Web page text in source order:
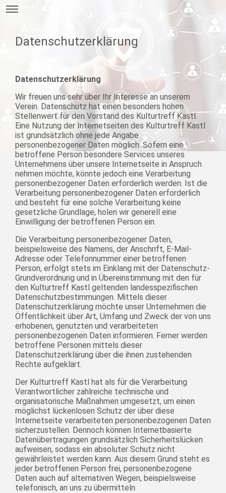
Datenschutzerklärung
Datenschutzerklärung
Wir freuen uns sehr über Ihr Interesse an unserem
Verein. Datenschutz hat einen besonders hohen
Stellenwert für den Vorstand des Kulturtreff Kastl.
Eine Nutzung der Internetseiten des Kulturtreff Kastl
ist grundsätzlich ohne jede Angabe
personenbezogener Daten möglich. Sofern eine
betroffene Person besondere Services unseres
Unternehmens über unsere Internetseite in Anspruch
nehmen möchte, könnte jedoch eine Verarbeitung
personenbezogener Daten erforderlich werden. Ist die
Verarbeitung personenbezogener Daten erforderlich
und besteht für eine solche Verarbeitung keine
gesetzliche Grundlage, holen wir generell eine
Einwilligung der betroffenen Person ein.
Die Verarbeitung personenbezogener Daten,
beispielsweise des Namens, der Anschrift, E-Mail-
Adresse oder Telefonnummer einer betroffenen
Person, erfolgt stets im Einklang mit der Datenschutz-
Grundverordnung und in Übereinstimmung mit den für
den Kulturtreff Kastl geltenden landesspezifischen
Datenschutzbestimmungen. Mittels dieser
Datenschutzerklärung möchte unser Unternehmen die
Öffentlichkeit über Art, Umfang und Zweck der von uns
erhobenen, genutzten und verarbeiteten
personenbezogenen Daten informieren. Ferner werden
betroffene Personen mittels dieser
Datenschutzerklärung über die ihnen zustehenden
Rechte aufgeklärt.
Der Kulturtreff Kastl hat als für die Verarbeitung
Verantwortlicher zahlreiche technische und
organisatorische Maßnahmen umgesetzt, um einen
möglichst lückenlosen Schutz der über diese
Internetseite verarbeiteten personenbezogenen Daten
sicherzustellen. Dennoch können Internetbasierte
Datenübertragungen grundsätzlich Sicherheitslücken
aufweisen, sodass ein absoluter Schutz nicht
gewährleistet werden kann. Aus diesem Grund steht es
jeder betroffenen Person frei, personenbezogene
Daten auch auf alternativen Wegen, beispielsweise
telefonisch, an uns zu übermitteln.